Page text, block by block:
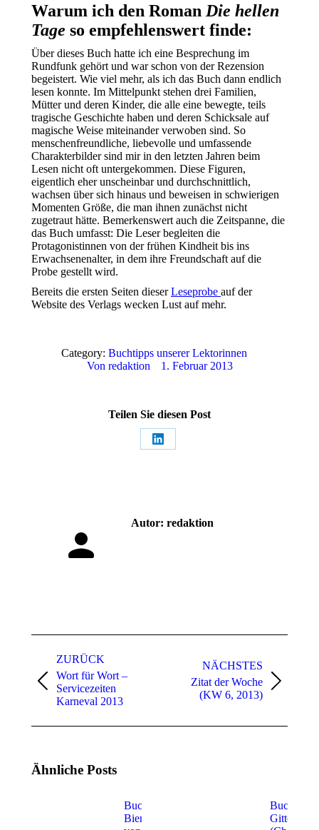
Warum ich den Roman Die hellen
Tage so empfehlenswert finde:
Über dieses Buch hatte ich eine Besprechung im
Rundfunk gehört und war schon von der Rezension
begeistert. Wie viel mehr, als ich das Buch dann endlich
lesen konnte. Im Mittelpunkt stehen drei Familien,
Mütter und deren Kinder, die alle eine bewegte, teils
tragische Geschichte haben und deren Schicksale auf
magische Weise miteinander verwoben sind. So
menschenfreundliche, liebevolle und umfassende
Charakterbilder sind mir in den letzten Jahren beim
Lesen nicht oft untergekommen. Diese Figuren,
eigentlich eher unscheinbar und durchschnittlich,
wachsen über sich hinaus und beweisen in schwierigen
Momenten Größe, die man ihnen zunächst nicht
zugetraut hätte. Bemerkenswert auch die Zeitspanne, die
das Buch umfasst: Die Leser begleiten die
Protagonistinnen von der frühen Kindheit bis ins
Erwachsenenalter, in dem ihre Freundschaft auf die
Probe gestellt wird.
Bereits die ersten Seiten dieserLeseprobe auf der
Website des Verlags wecken Lust auf mehr.
Category: Buchtipps unserer Lektorinnen
Von redaktion 1. Februar 2013
Teilen Sie diesen Post
Share
Autor: redaktion
ZURÜCK
Vorheriger
Beitrag:
Wort für Wort –
Servicezeiten
Karneval 2013
NÄCHSTES
Nächster
Beitrag:
Zitat der Woche
(KW 6, 2013)
Ähnliche Posts
Buchtipp:
Bienensterben
Buchtipp:
Gittersee